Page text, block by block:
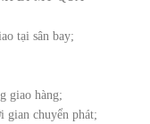
tại sân bay;
giao hàng;
gian chuyển phát;